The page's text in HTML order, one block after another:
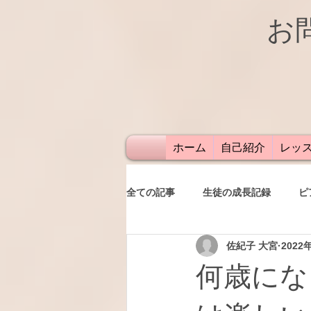
お
ホーム 自己紹介 レッ
全ての記事 生徒の成長記録
レッスン 保護者
何歳に
佐紀子 大宮 2022